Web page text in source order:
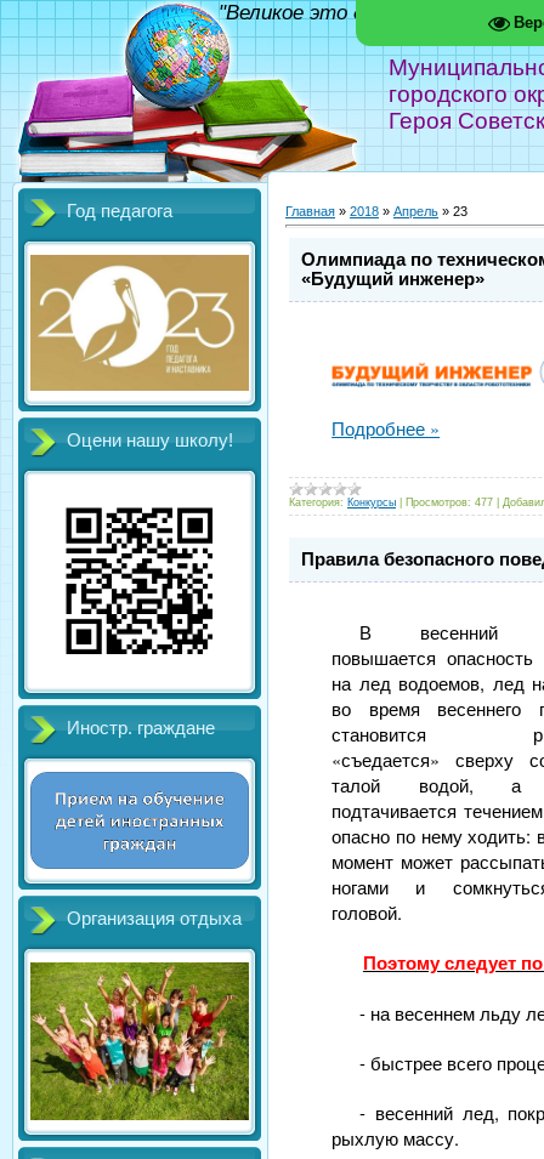
городского
Героя
"Великое это дело - школа!"
Год педагога
Оцени нашу школу!
Иностр. граждане
Организация отдыха
Главная » 2018 » Апрель » 23
Олимпиада по
«Будущий инженер»
Подробнее »
Категория: Конкурсы Просмотров: 477
Правила безопасного
В весенний
повышается
на лед водоемов, лед
во время весеннего
становится
«съедается» сверху
талой водой, а
подтачивается
опасно по нему ходить:
момент может
ногами и
головой.
Поэтому следует
- на весеннем льду
- быстрее всего
- весенний лед,
рыхлую массу.